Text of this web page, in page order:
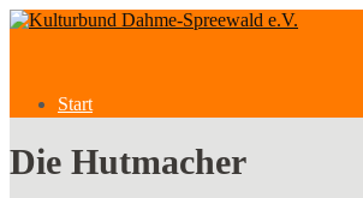
Start
Die Hutmacher